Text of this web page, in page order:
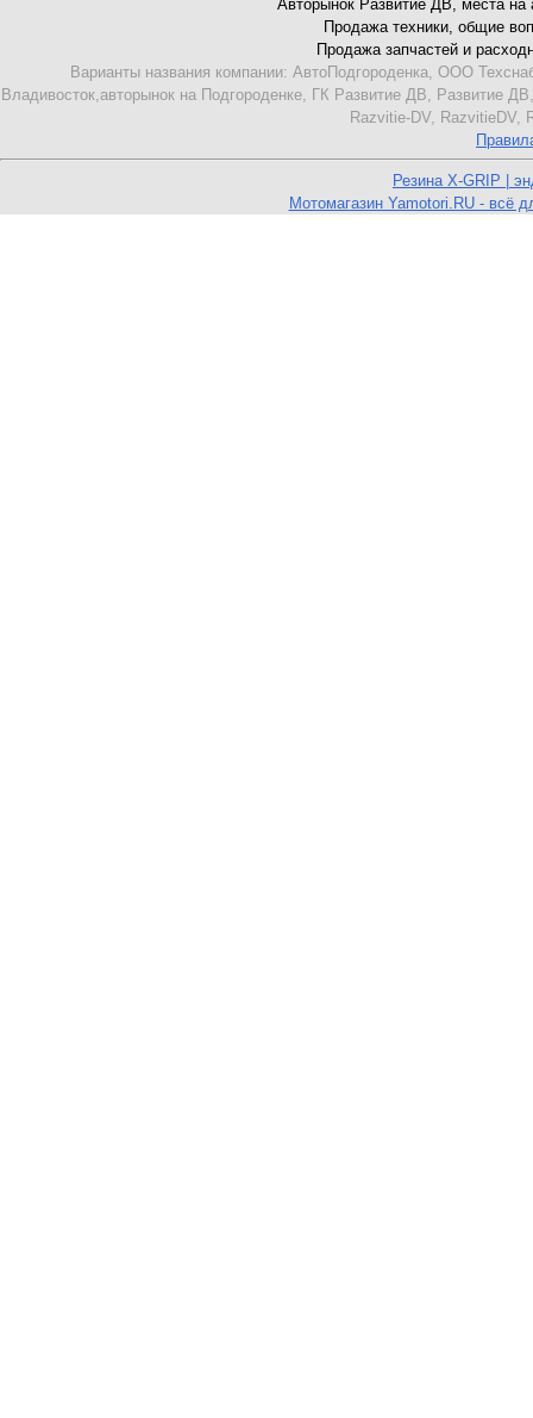
Авторынок Развитие ДВ, места на
Продажа техники, общие
Продажа запчастей и
Варианты названия компании: АвтоПодгороденка, ООО
Владивосток,авторынок на Подгороденке, ГК Развитие ДВ,
Razvitie-DV, RazvitieDV,
Резина X-GRIP |
Мотомагазин Yamotori.RU - всё